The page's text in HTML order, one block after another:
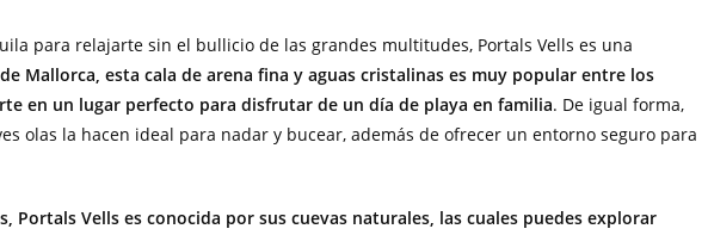
para relajarte sin el bullicio de las grandes multitudes, Portals Vells es una
Mallorca, esta cala de arena fina y aguas cristalinas es muy popular entre los
en un lugar perfecto para disfrutar de un día de playa en familia. De igual forma,
olas la hacen ideal para nadar y bucear, además de ofrecer un entorno seguro para
Portals Vells es conocida por sus cuevas naturales, las cuales puedes explorar